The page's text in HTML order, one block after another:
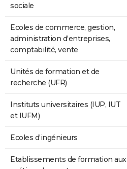
sociale
Ecoles de commerce, gestion,
administration d'entreprises,
comptabilité, vente
Unités de formation et de
recherche (UFR)
Instituts universitaires (IUP, IUT
et IUFM)
Ecoles d'ingénieurs
Etablissements de formation aux